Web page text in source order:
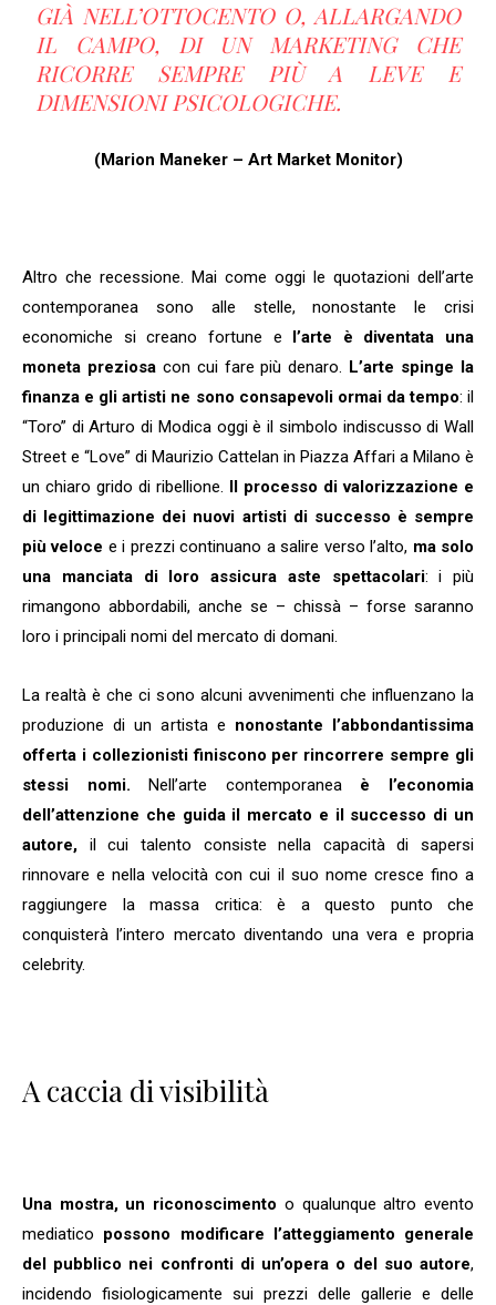
GIÀ NELL’OTTOCENTO O, ALLARGANDO
IL CAMPO, DI UN MARKETING CHE
RICORRE SEMPRE PIÙ A LEVE E
DIMENSIONI PSICOLOGICHE.
(Marion Maneker – Art Market Monitor)
Altro che recessione. Mai come oggi le quotazioni dell’arte
contemporanea sono alle stelle, nonostante le crisi
economiche si creano fortune e l’arte è diventata una
moneta preziosacon cui fare più denaro. L’arte spinge la
finanza e gli artisti ne sono consapevoli ormai da tempo: il
“Toro” di Arturo di Modica oggi è il simbolo indiscusso di Wall
Street e “Love” di Maurizio Cattelan in Piazza Affari a Milano è
un chiaro grido di ribellione. Il processo di valorizzazione e
di legittimazione dei nuovi artisti di successo è sempre
più veloce e i prezzi continuano a salire verso l’alto, ma solo
una manciata di loro assicura aste spettacolari: i più
rimangono abbordabili, anche se – chissà – forse saranno
loro i principali nomi del mercato di domani.
La realtà è che ci sono alcuni avvenimenti che influenzano la
produzione di un artista e nonostante l’abbondantissima
offerta i collezionisti finiscono per rincorrere sempre gli
stessi nomi.Nell’arte contemporanea è l’economia
dell’attenzione che guida il mercato e il successo di un
autore, il cui talento consiste nella capacità di sapersi
rinnovare e nella velocità con cui il suo nome cresce fino a
raggiungere la massa critica: è a questo punto che
conquisterà l’intero mercato diventando una vera e propria
celebrity.
A caccia di visibilità
Una mostra, un riconoscimento o qualunque altro evento
mediatico possono modificare l’atteggiamento generale
del pubblico nei confronti di un’opera o del suo autore,
incidendo fisiologicamente sui prezzi delle gallerie e delle